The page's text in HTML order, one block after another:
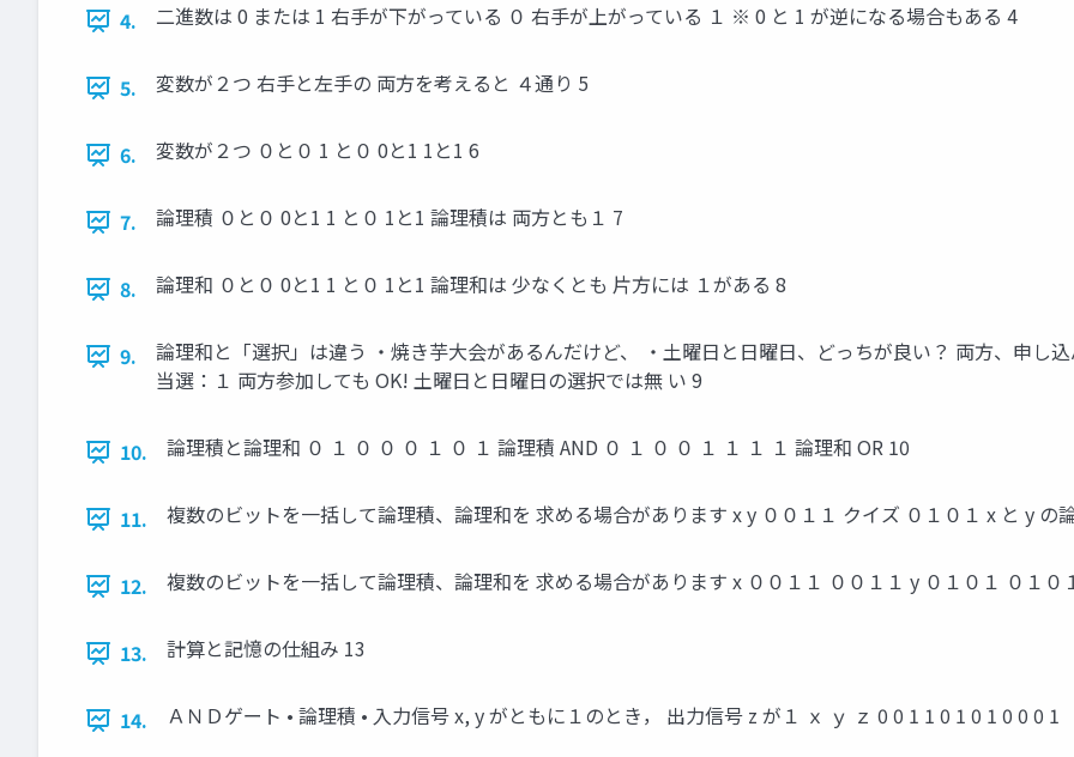
4. 二進数は 0 または 1 右手が下がっている ０ 右手が上がっている １ ※ 0 と 1 が逆になる場合もある 4
5. 変数が２つ 右手と左手の 両方を考えると ４通り 5
6. 変数が２つ ０と０ 1 と０ 0と1 1と1 6
7. 論理積 ０と０ 0と1 1 と０ 1と1 論理積は 両方とも１ 7
8. 論理和 ０と０ 0と1 1 と０ 1と1 論理和は 少なくとも 片方には １がある 8
9.
論理和と「選択」は違う ・焼き芋大会があるんだけど、 ・土曜日と日曜日、どっちが良い？ 両方、申し
当選：１ 両方参加しても OK! 土曜日と日曜日の選択では無 い 9
10. 論理積と論理和 ０ １ ０ ０ ０ １ ０ １ 論理積 AND ０ １ ０ ０ １ １ １ １ 論理和 OR 10
11. 複数のビットを一括して論理積、論理和を 求める場合があります x y ００１１ クイズ ０１０１ x と y の
12. 複数のビットを一括して論理積、論理和を 求める場合があります x ００１１ ００１１ y ０１０１ ０１０
13. 計算と記憶の仕組み 13
14. ＡＮＤゲート • 論理積 • 入力信号 x, y がともに１のとき， 出力信号 z が１ ｘ ｙ ｚ 0 0 1 1 0 1 0 1 0 0 0 1